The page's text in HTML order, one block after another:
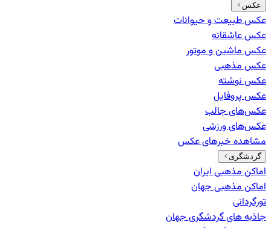
عکس
عکس طبیعت و حیوانات
عکس عاشقانه
عکس ماشین و موتور
عکس مذهبی
عکس نوشته
عکس پروفایل
عکس‌های جالب
عکس‌های ورزشی
مشاهده خبرهایعکس
گردشگری
اماکن مذهبی ایران
اماکن مذهبی جهان
تورگردانی
جاذبه های گردشگری جهان